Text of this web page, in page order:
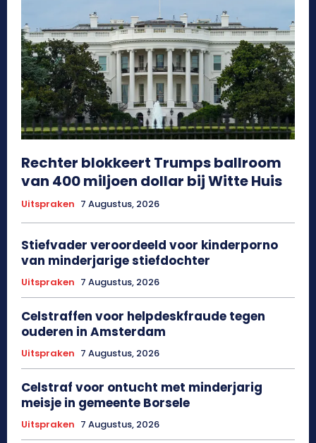
Rechter blokkeert Trumps ballroom
van 400 miljoen dollar bij Witte Huis
Uitspraken 7 Augustus, 2026
Stiefvader veroordeeld voor kinderporno
van minderjarige stiefdochter
Uitspraken 7 Augustus, 2026
Celstraffen voor helpdeskfraude tegen
ouderen in Amsterdam
Uitspraken 7 Augustus, 2026
Celstraf voor ontucht met minderjarig
meisje in gemeente Borsele
Uitspraken 7 Augustus, 2026